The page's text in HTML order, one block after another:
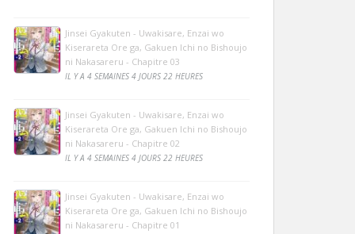
Jinsei Gyakuten - Uwakisare, Enzai wo
Kiserareta Ore ga, Gakuen Ichi no Bishoujo
ni Nakasareru - Chapitre 03
IL Y A 4 SEMAINES 4 JOURS 22 HEURES
Jinsei Gyakuten - Uwakisare, Enzai wo
Kiserareta Ore ga, Gakuen Ichi no Bishoujo
ni Nakasareru - Chapitre 02
IL Y A 4 SEMAINES 4 JOURS 22 HEURES
Jinsei Gyakuten - Uwakisare, Enzai wo
Kiserareta Ore ga, Gakuen Ichi no Bishoujo
ni Nakasareru - Chapitre 01